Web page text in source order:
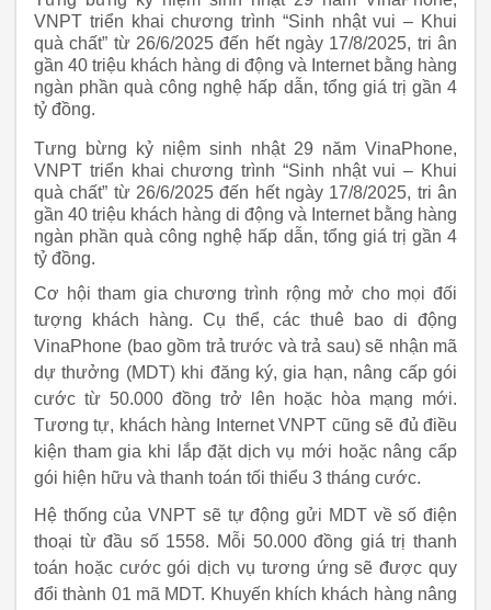
VNPT triển khai chương trình “Sinh nhật vui – Khui
quà chất” từ 26/6/2025 đến hết ngày 17/8/2025, tri ân
gần 40 triệu khách hàng di động và Internet bằng hàng
ngàn phần quà công nghệ hấp dẫn, tổng giá trị gần 4
tỷ đồng.
Tưng bừng kỷ niệm sinh nhật 29 năm VinaPhone,
VNPT triển khai chương trình “Sinh nhật vui – Khui
quà chất” từ 26/6/2025 đến hết ngày 17/8/2025, tri ân
gần 40 triệu khách hàng di động và Internet bằng hàng
ngàn phần quà công nghệ hấp dẫn, tổng giá trị gần 4
tỷ đồng.
Cơ hội tham gia chương trình rộng mở cho mọi đối
tượng khách hàng. Cụ thể, các thuê bao di động
VinaPhone (bao gồm trả trước và trả sau) sẽ nhận mã
dự thưởng (MDT) khi đăng ký, gia hạn, nâng cấp gói
cước từ 50.000 đồng trở lên hoặc hòa mạng mới.
Tương tự, khách hàng Internet VNPT cũng sẽ đủ điều
kiện tham gia khi lắp đặt dịch vụ mới hoặc nâng cấp
gói hiện hữu và thanh toán tối thiểu 3 tháng cước.
Hệ thống của VNPT sẽ tự động gửi MDT về số điện
thoại từ đầu số 1558. Mỗi 50.000 đồng giá trị thanh
toán hoặc cước gói dịch vụ tương ứng sẽ được quy
đổi thành 01 mã MDT. Khuyến khích khách hàng nâng